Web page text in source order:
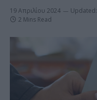
19 Απριλίου 2024 Updated:
2 Mins Read